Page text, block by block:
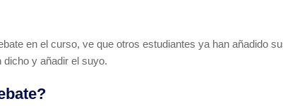
en el curso, ve que otros estudiantes ya han añadido
dicho y añadir el suyo.